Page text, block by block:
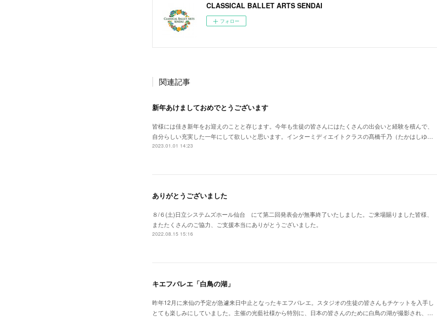
CLASSICAL BALLET ARTS SENDAI
フォロー
関連記事
新年あけましておめでとうございます
皆様には佳き新年をお迎えのことと存じます。今年も生徒の皆さんにはたくさんの出会いと経験を積んで、
自分らしい充実した一年にして欲しいと思います。インターミディエイトクラスの髙橋千乃（たかはしゆ…
2023.01.01 14:23
ありがとうございました
８/６(土)日立システムズホール仙台 にて第二回発表会が無事終了いたしました。ご来場賜りました皆様、
またたくさんのご協力、ご支援本当にありがとうございました。
2022.08.15 15:16
キエフバレエ「白鳥の湖」
昨年12月に来仙の予定が急遽来日中止となったキエフバレエ。スタジオの生徒の皆さんもチケットを入手し
とても楽しみにしていました。主催の光藍社様から特別に、日本の皆さんのために白鳥の湖が撮影され、…